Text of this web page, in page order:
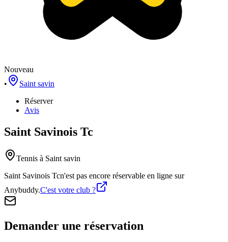
Nouveau
•
Saint savin
Réserver
Avis
Saint Savinois Tc
Tennis à Saint savin
Saint Savinois Tcn'est pas encore réservable en ligne sur
Anybuddy.C'est votre club ?
Demander une réservation